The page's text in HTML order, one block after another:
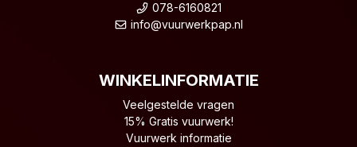
078-6160821
info@vuurwerkpap.nl
WINKELINFORMATIE
Veelgestelde vragen
15% Gratis vuurwerk!
Vuurwerk informatie